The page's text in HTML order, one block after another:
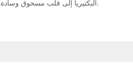
البكتيريا إلى قلب مسحوق وسادة الهواء الخاص بك مع مكياجك.